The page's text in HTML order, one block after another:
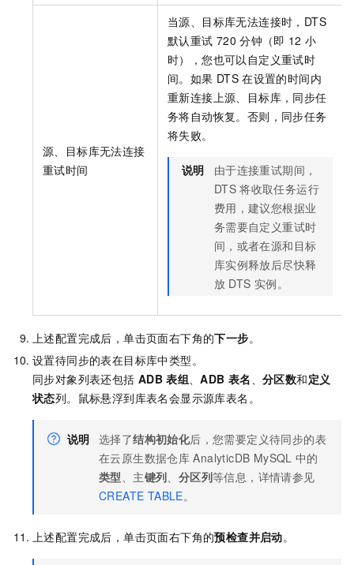
源、目标库无法连接
重试时间
当源、目标库无法连接时，DTS
默认重试 720 分钟（即 12 小
时），您也可以自定义重试时
间。如果 DTS 在设置的时间内
重新连接上源、目标库，同步任
务将自动恢复。否则，同步任务
将失败。
说明
由于连接重试期间，
DTS 将收取任务运行
费用，建议您根据业
务需要自定义重试时
间，或者在源和目标
库实例释放后尽快释
放 DTS 实例。
上述配置完成后，单击页面右下角的下一步。
设置待同步的表在目标库中类型。
同步对象列表还包括 ADB 表组 、ADB 表名 、分区数和定义
状态列。鼠标悬浮到库表名会显示源库表名。
说明 选择了结构初始化后，您需要定义待同步的表
在云原生数据仓库 AnalyticDB MySQL 中的
类型 、主键列 分区列等信息，详情请参见
CREATE TABLE。
上述配置完成后，单击页面右下角的预检查并启动。